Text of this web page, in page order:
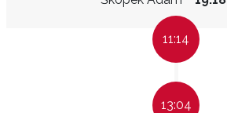
11:14
13:04